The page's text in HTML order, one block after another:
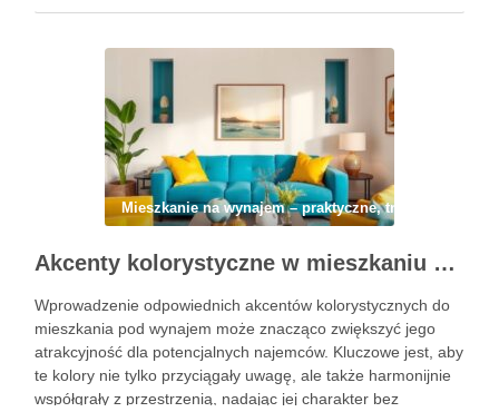
ochrony, ale także dodatkowe opcje, które mogą znacząco
Mieszkanie na wynajem – praktyczne, trwałe i łatwe
Akcenty kolorystyczne w mieszkaniu pod wynajem: jak dodać charakter i zachować uniwersalność wnętrza
Wprowadzenie odpowiednich akcentów kolorystycznych do
mieszkania pod wynajem może znacząco zwiększyć jego
atrakcyjność dla potencjalnych najemców. Kluczowe jest, aby
te kolory nie tylko przyciągały uwagę, ale także harmonijnie
współgrały z przestrzenią, nadając jej charakter bez